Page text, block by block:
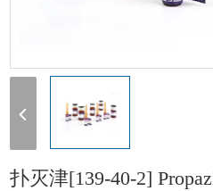
扑灭津[139-40-2]